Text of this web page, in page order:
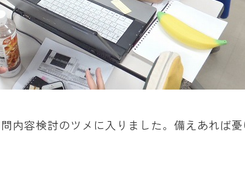
内容検討のツメに入りました。備えあれば